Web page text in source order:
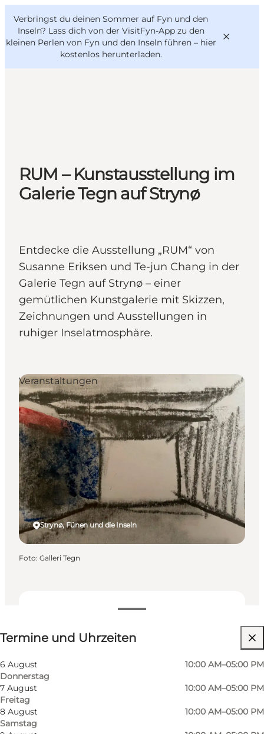
Verbringst du deinen Sommer auf Fyn und den
Inseln? Lass dich von der VisitFyn-App zu den
kleinen Perlen von Fyn und den Inseln führen – hier
kostenlos herunterladen.
Übernachtung
VisitFyn
Deutsch
RUM – Kunstausstellung im
Galerie Tegn auf Strynø
Entdecke die Ausstellung „RUM“ von
Susanne Eriksen und Te-jun Chang in der
Galerie Tegn auf Strynø – einer
gemütlichen Kunstgalerie mit Skizzen,
Zeichnungen und Ausstellungen in
ruhiger Inselatmosphäre.
Termine und Uhrzeiten
Termine und Uhrzeiten
6 August
Donnerstag
10:00 AM–05:00 PM
7 August
Freitag
10:00 AM–05:00 PM
8 August
Samstag
10:00 AM–05:00 PM
Website besuchen
Strynø, Fünen und die Inseln
Veranstaltungen
Foto: Galleri Tegn